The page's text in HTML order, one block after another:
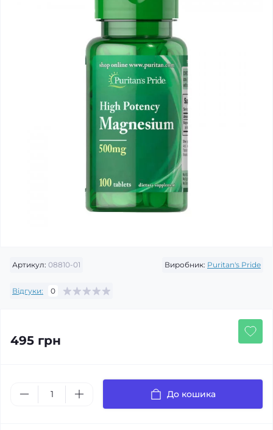
Артикул: 08810-01 Виробник: Puritan's Pride
Відгуки: 0
495 грн
До кошика